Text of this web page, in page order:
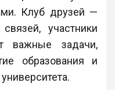
Клуб друзей —
участники
важные задачи,
образования и